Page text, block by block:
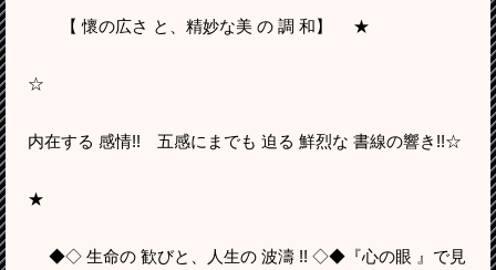
【 懷の広さ と、精妙な美 の 調 和】 ★
☆
内在する 感情!! 五感にまでも 迫る 鮮烈な 書線の響き!!☆
★
◆◇ 生命の 歓びと、人生の 波濤 !! ◇◆『心の眼 』で見